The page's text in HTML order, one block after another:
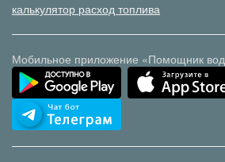
калькулятор расход топлива
Мобильное приложение «Помощник